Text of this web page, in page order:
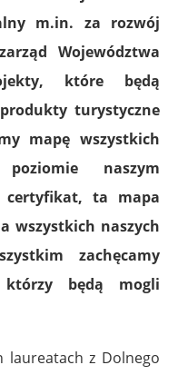
m.in. za rozwój
Województwa
które będą
turystyczne
mapę wszystkich
naszym
certyfikat, ta mapa
wszystkich naszych
zachęcamy
którzy będą mogli
laureatach z Dolnego